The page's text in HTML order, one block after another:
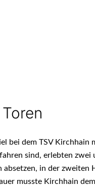
bei dem TSV Kirchhain
sind, erlebten
absetzen, in der zweiten
musste Kirchhain